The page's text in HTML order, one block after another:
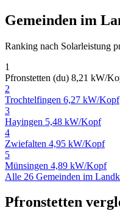
Gemeinden im
Ranking nach Solarleistung
1
Pfronstetten (du) 8,21 kW/
2
Trochtelfingen 6,27 kW/Kopf
3
Hayingen 5,48 kW/Kopf
4
Zwiefalten 4,95 kW/Kopf
5
Münsingen 4,89 kW/Kopf
Alle 26 Gemeinden im
Pfronstetten